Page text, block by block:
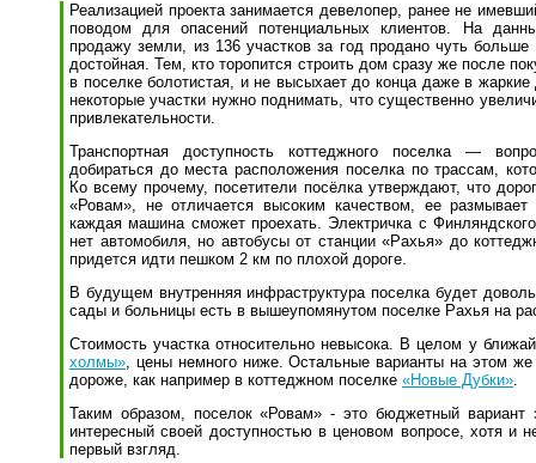
Реализацией проекта занимается девелопер, ранее не
поводом для опасений потенциальных клиентов. На
продажу земли, из 136 участков за год продано чуть
достойная. Тем, кто торопится строить дом сразу же после
в поселке болотистая, и не высыхает до конца даже в жаркие
некоторые участки нужно поднимать, что существенно
привлекательности.
Транспортная доступность коттеджного поселка —
добираться до места расположения поселка по трассам,
Ко всему прочему, посетители посёлка утверждают, что
«Ровам», не отличается высоким качеством, ее
каждая машина сможет проехать. Электричка с
нет автомобиля, но автобусы от станции «Рахья» до
придется идти пешком 2 км по плохой дороге.
В будущем внутренняя инфраструктура поселка будет
сады и больницы есть в вышеупомянутом поселке Рахья на
Стоимость участка относительно невысока. В целом у
холмы», цены немного ниже. Остальные варианты на этом же
дороже, как например в коттеджном поселке «Новые Дубки».
Таким образом, поселок «Ровам» - это бюджетный вариант
интересный своей доступностью в ценовом вопросе, хотя и
первый взгляд.